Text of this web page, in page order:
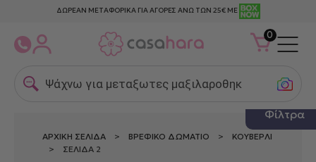
ΔΩΡΕΑΝ ΜΕΤΑΦΟΡΙΚΑ ΓΙΑ ΑΓΟΡΕΣ ΑΝΩ ΤΩΝ 25€ ΜΕ
0
Ψάχνω για μεταξωτες μαξιλαροθηκες
ΑΡΧΙΚΉ ΣΕΛΊΔΑ > ΒΡΕΦΙΚΌ ΔΩΜΆΤΙΟ > ΚΟΥΒΕΡΛΊ
> ΣΕΛΊΔΑ 2
Φίλτρα